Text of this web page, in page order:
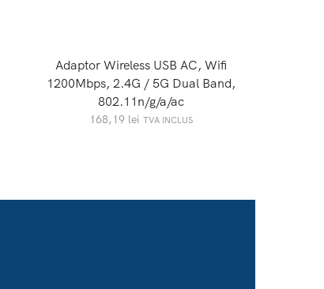
Adaptor Wireless USB AC, Wifi
1200Mbps, 2.4G / 5G Dual Band,
802.11n/g/a/ac
168,19 lei TVA INCLUS